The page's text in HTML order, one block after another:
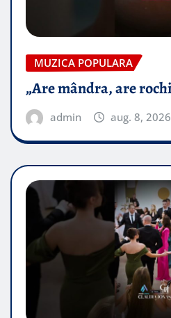
MUZICA POPULARA
„Are mândra, are
admin aug. 8, 2026